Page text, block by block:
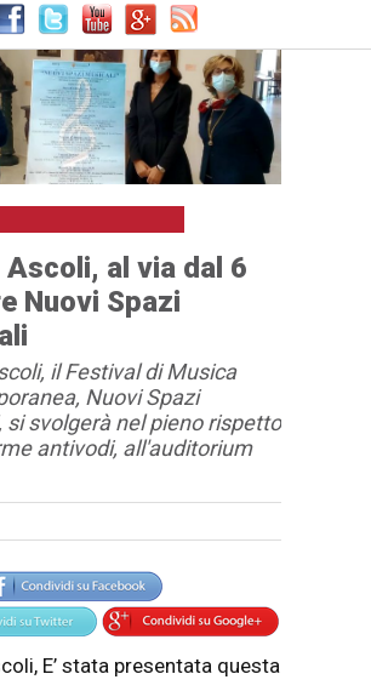
Ascoli, al via dal 6
Nuovi Spazi
il Festival di Musica
Nuovi Spazi
si svolgerà nel pieno rispetto
antivodi, all'auditorium
principale
E’ stata presentata questa